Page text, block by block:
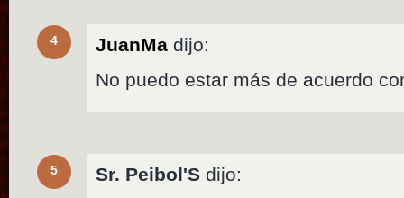
4 JuanMa dijo:
No puedo estar más de acuerdo
5 Sr. Peibol'S dijo: